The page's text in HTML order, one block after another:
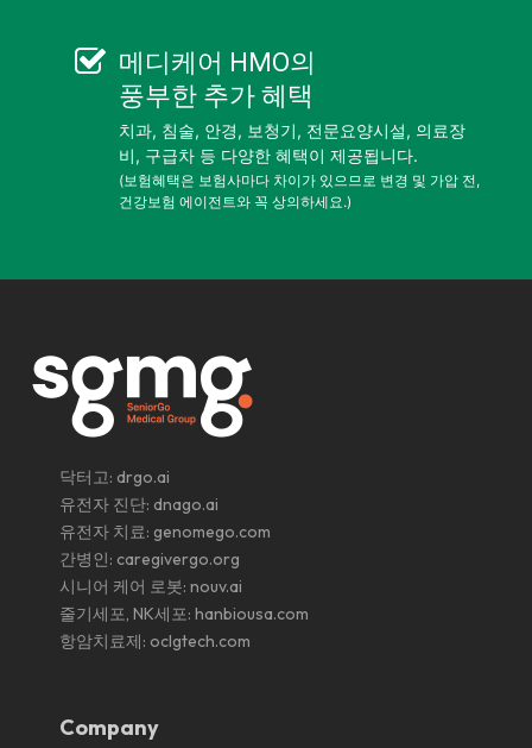
메디케어 HMO의
풍부한 추가 혜택
치과, 침술, 안경, 보청기, 전문요양시설, 의료장
비, 구급차 등 다양한 혜택이 제공됩니다.
(보험혜택은 보험사마다 차이가 있으므로 변경 및 가압 전,
건강보험 에이전트와 꼭 상의하세요.)
닥터고: drgo.ai
유전자 진단: dnago.ai
유전자 치료: genomego.com
간병인: caregivergo.org
시니어 케어 로봇: nouv.ai
줄기세포, NK세포: hanbiousa.com
항암치료제: oclgtech.com
Company